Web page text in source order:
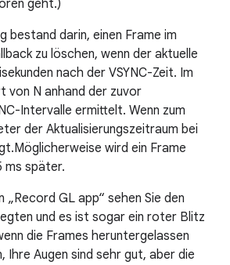
geht.)
bestand darin, einen Frame im
zu löschen, wenn der aktuelle
nach der VSYNC-Zeit. Im
von N anhand der zuvor
Intervalle ermittelt. Wenn zum
der Aktualisierungszeitraum bei
wird ein Frame
ms später.
„Record GL app“ sehen Sie den
und es ist sogar ein roter Blitz
die Frames heruntergelassen
Ihre Augen sind sehr gut, aber die